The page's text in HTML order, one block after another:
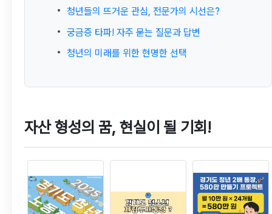
청년들의 뜨거운 관심, 전문가의 시선은?
궁금증 타파! 자주 묻는 질문과 답변
청년의 미래를 위한 현명한 선택
자산 형성의 꿈, 현실이 될 기회!